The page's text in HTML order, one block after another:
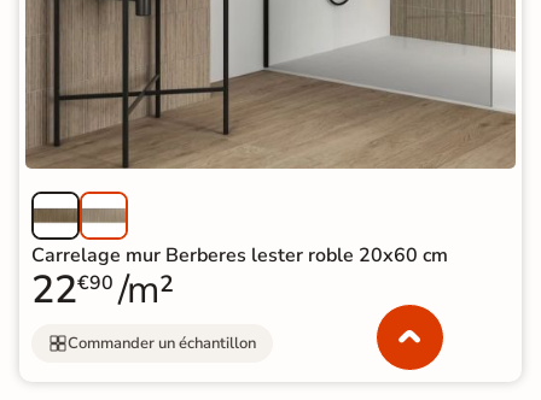
Carrelage mur Berberes lester roble 20x60 cm
22€90 /m²
Commander un échantillon